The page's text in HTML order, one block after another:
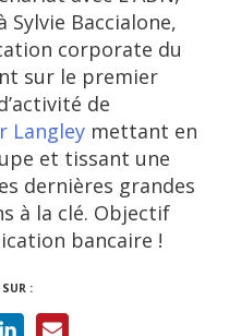
Baccialone,
corporate du
sur le premier
de
Langley mettant en
et tissant une
dernières grandes
à la clé. Objectif
bancaire !
SUR :